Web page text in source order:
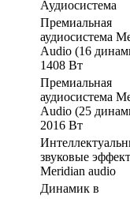
Аудиосистема
Премиальная
аудиосистема
Audio (16
1408 Вт
Премиальная
аудиосистема
Audio (25
2016 Вт
звуковые
Meridian audio
Динамик в